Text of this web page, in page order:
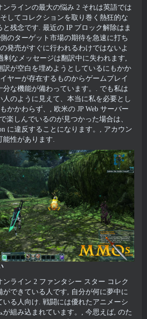
ンラインの最大の悩み 2 それは英語では
してコレクションを取り巻く熱狂的な
残念です. 最近の IP ブロック解除はま
のターゲット市場の期待を急速に打ち
発売がすぐに行われるわけではないよ
剰なメッセージは翻訳中に失われます,
訳が空白を埋めようとしているにもかか
ヤーが存在するものからゲームプレイ
分な機能が備わっています。. でも私は
のように見えて、本当に私を必要とし
かかわらず、, 欧米の JP Web サーバー
楽しんでいるのが見つかった場合は、
に違反することになります。, アカウン
能性があります.
ンライン 2 ファンタシー スター コレク
ができている人です, 自分が何に夢中に
いる人向け. 戦闘には優れたアニメーシ
が組み込まれています。, 今思えば, のた